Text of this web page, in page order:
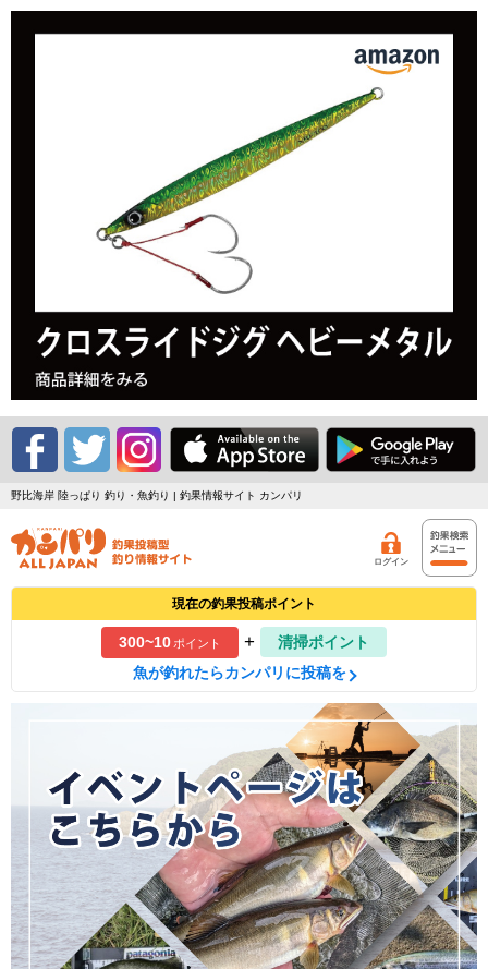
野比海岸 陸っぱり 釣り・魚釣り | 釣果情報サイト カンパリ
ログイン
現在の釣果投稿ポイント
300~10ポイント +
清掃ポイント
魚が釣れたらカンパリに投稿を